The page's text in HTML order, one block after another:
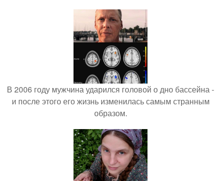
В 2006 году мужчина ударился головой о дно бассейна -
и после этого его жизнь изменилась самым странным
образом.